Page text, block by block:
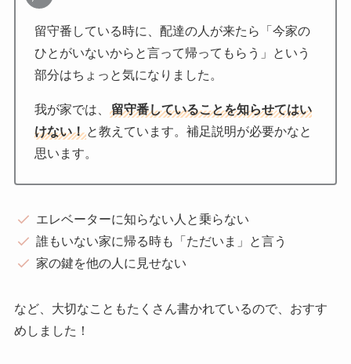
留守番している時に、配達の人が来たら「今家の
ひとがいないからと言って帰ってもらう」という
部分はちょっと気になりました。
我が家では、
留守番していることを知らせてはい
けない！と教えています。補足説明が必要かなと
思います。
エレベーターに知らない人と乗らない
誰もいない家に帰る時も「ただいま」と言う
家の鍵を他の人に見せない
など、大切なこともたくさん書かれているので、おすす
めしました！